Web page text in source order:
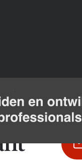
Adverteren in de